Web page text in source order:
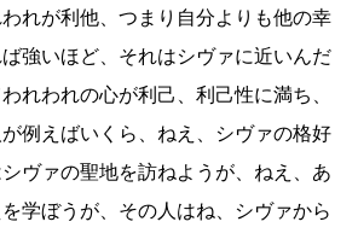
れが利他、つまり自分よりも他の幸
強いほど、それはシヴァに近いんだ
れわれの心が利己、利己性に満ち、
例えばいくら、ねえ、シヴァの格好
ヴァの聖地を訪ねようが、ねえ、あ
学ぼうが、その人はね、シヴァから